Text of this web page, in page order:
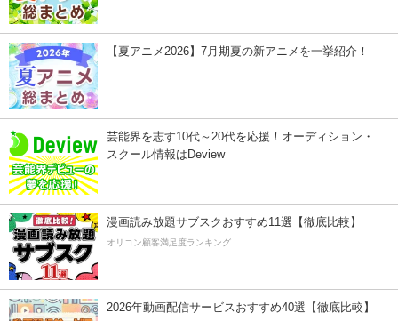
【夏アニメ2026】7月期夏の新アニメを一挙紹介！
芸能界を志す10代～20代を応援！オーディション・
スクール情報はDeview
漫画読み放題サブスクおすすめ11選【徹底比較】
オリコン顧客満足度ランキング
2026年動画配信サービスおすすめ40選【徹底比較】